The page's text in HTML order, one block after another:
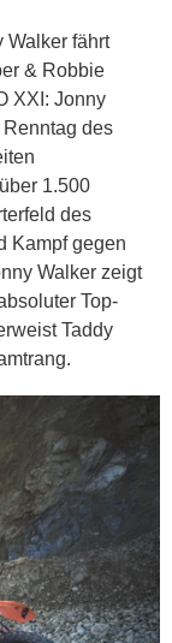
Walker fährt
& Robbie
XXI: Jonny
des
1.500
des
Kampf gegen
Walker zeigt
Top-
Taddy